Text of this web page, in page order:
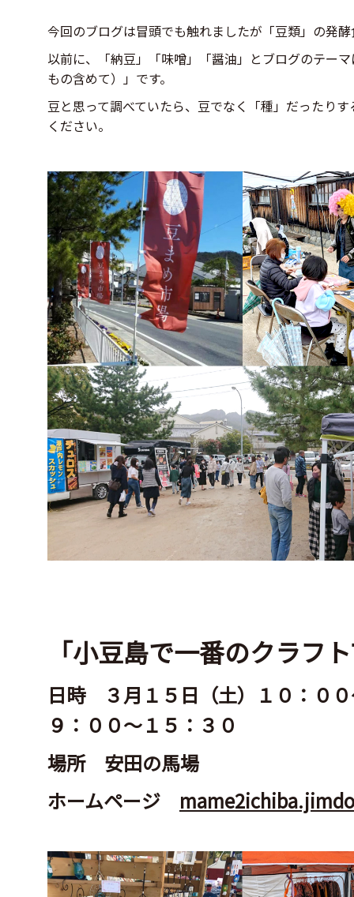
今回のブログは冒頭でも触れましたが「豆類」の発
以前に、「納豆」「味噌」「醤油」とブログのテー
もの含めて）」です。
豆と思って調べていたら、豆でなく「種」だったり
ください。
「小豆島で一番のクラ
日時 ３月１５日（土）１０：０
９：００〜１５：３０
場所 安田の馬場
ホームページ